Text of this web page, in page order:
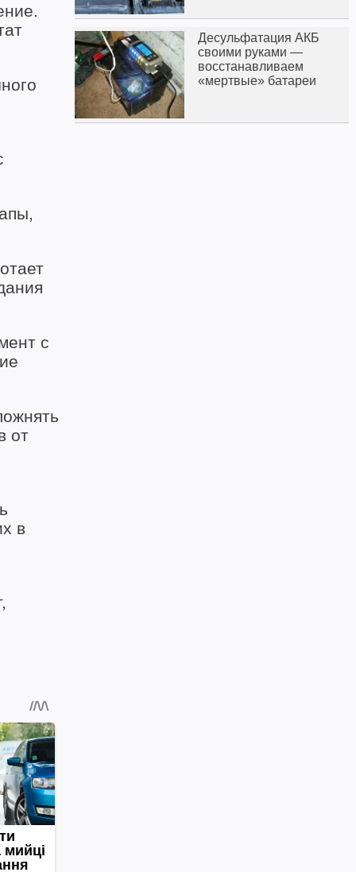
с
от
в
Десульфатация АКБ
своими руками —
восстанавливаем
«мертвые» батареи